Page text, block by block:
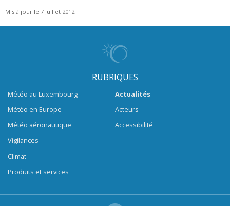
Mis à jour le 7 juillet 2012
RUBRIQUES
Météo au Luxembourg
Météo en Europe
Météo aéronautique
Vigilances
Climat
Produits et services
Actualités
Acteurs
Accessibilité